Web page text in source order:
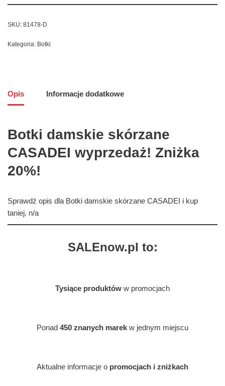
SKU: 81478-D
Kategoria: Botki
Opis Informacje dodatkowe
Botki damskie skórzane
CASADEI wyprzedaż! Zniżka
20%!
Sprawdź opis dla Botki damskie skórzane CASADEI i kup
taniej. n/a
SALEnow.pl to:
Tysiące produktów w promocjach
Ponad 450 znanych marek w jednym miejscu
Aktualne informacje o promocjach i zniżkach